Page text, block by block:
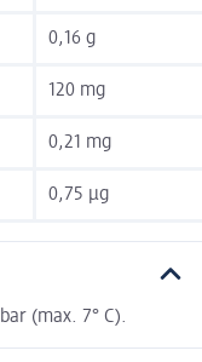
0,16 g
120 mg
0,21 mg
0,75 µg
(max. 7° C).